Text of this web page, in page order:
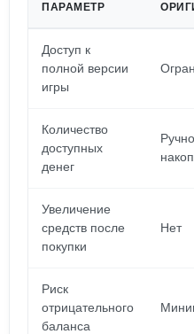
ПАРАМЕТР
Доступ к
полной версии
игры
Количество
доступных
денег
Увеличение
средств после
покупки
Нет
Риск
отрицательного
баланса